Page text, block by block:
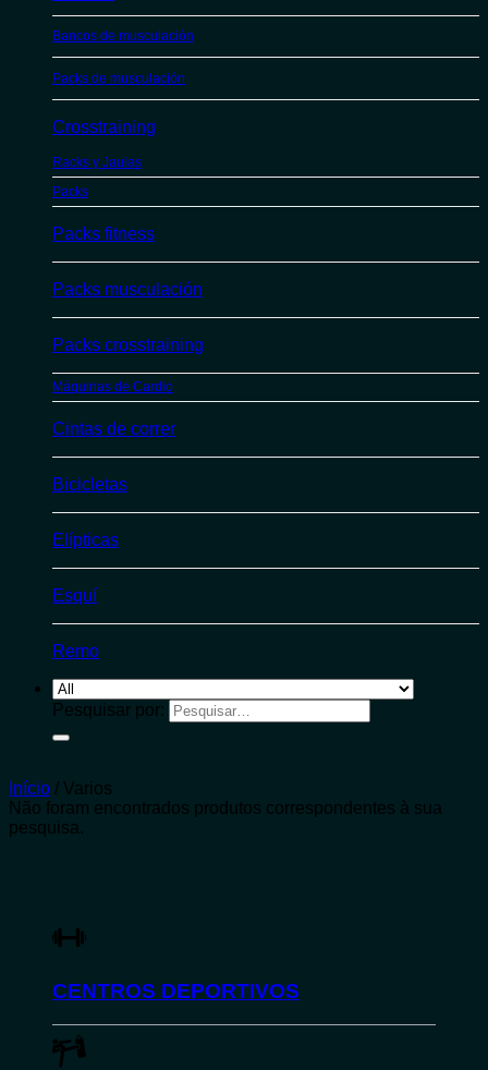
Bancos de musculación
Packs de musculación
Crosstraining
Racks y Jaulas
Packs
Packs fitness
Packs musculación
Packs crosstraining
Máquinas de Cardio
Cintas de correr
Bicicletas
Elípticas
Esquí
Remo
Pesquisar por:
Início / Varios
Não foram encontrados produtos correspondentes à sua
pesquisa.
CENTROS DEPORTIVOS